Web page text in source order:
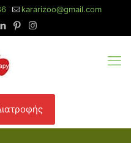
kararizoo@gmail.com